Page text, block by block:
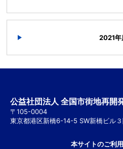
2021年
本サイトのご利
公益社団法人 全国市街地再開
〒105-0004
東京都港区新橋6-14-5 SW新橋ビル